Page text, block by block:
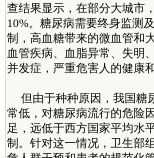
查结果显示，在部分大城市
10%。糖尿病需要终身监测
制，高血糖带来的微血管和
血管疾病、血脂异常、失明
并发症，严重危害人的健康
但由于种种原因，我国糖
常低，对糖尿病流行的危险
足，远低于西方国家平均水
制。针对这一情况，卫生部